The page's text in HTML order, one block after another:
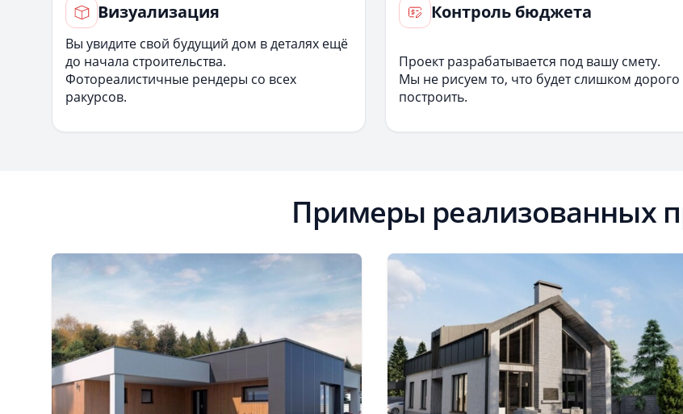
Визуализация
Вы увидите свой будущий дом в деталях ещё
до начала строительства.
Фотореалистичные рендеры со всех
ракурсов.
Контроль бюджета
Проект разрабатывается под вашу смету.
Мы не рисуем то, что будет слишком дорого
построить.
Примеры реализованных